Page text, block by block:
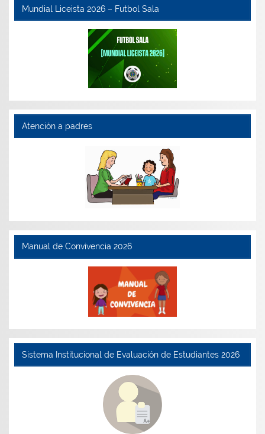
Mundial Liceista 2026 – Futbol Sala
Atención a padres
Manual de Convivencia 2026
Sistema Institucional de Evaluación de Estudiantes 2026